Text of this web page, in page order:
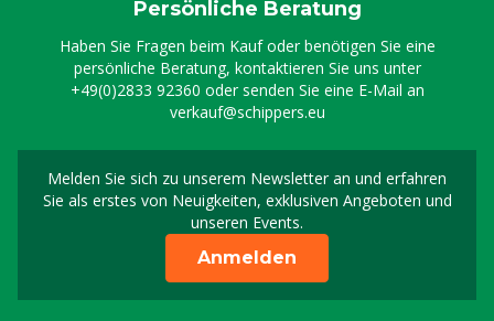
Persönliche Beratung
Haben Sie Fragen beim Kauf oder benötigen Sie eine
persönliche Beratung, kontaktieren Sie uns unter
+49(0)2833 92360 oder senden Sie eine E-Mail an
verkauf@schippers.eu
Melden Sie sich zu unserem Newsletter an und erfahren
Sie als erstes von Neuigkeiten, exklusiven Angeboten und
unseren Events.
Melden Sie sich für
Anmelden